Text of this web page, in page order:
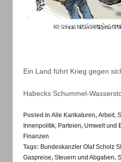
Ein Land führt Krieg gegen
Habecks Schummel-
Posted in Alle Karikaturen, Arbeit,
Innenpolitik, Parteien, Umwelt und
Finanzen
Tags: Bundeskanzler Olaf Scholz
Gaspreise, Steuern und Abgaben,